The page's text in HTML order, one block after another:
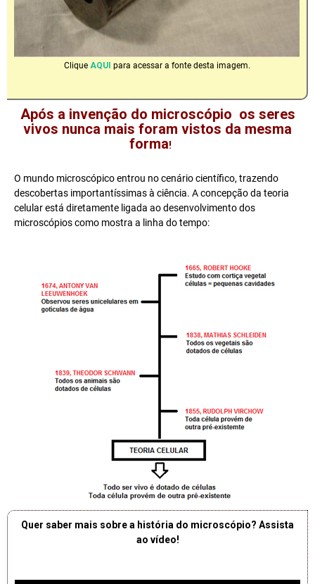
Clique AQUI para acessar a fonte desta imagem.
Após a invenção do microscópio os seres
vivos nunca mais foram vistos da mesma
forma!
O mundo microscópico entrou no cenário científico, trazendo
descobertas importantíssimas à ciência. A concepção da teoria
celular está diretamente ligada ao desenvolvimento dos
microscópios como mostra a linha do tempo:
Quer saber mais sobre a história do microscópio? Assista
ao vídeo!